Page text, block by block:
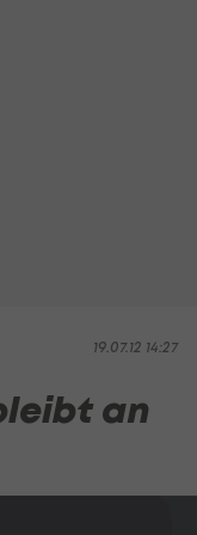
19.07.12 14:27
an